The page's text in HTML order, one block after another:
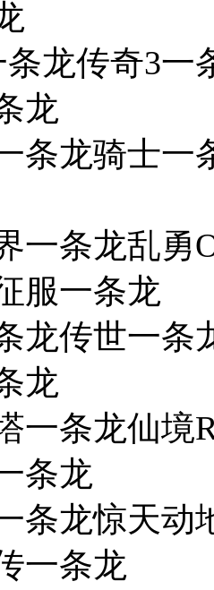
条龙传奇3一
龙
条龙骑士一
一条龙乱勇
服一条龙
龙传世一条
龙
一条龙仙境
条龙
条龙惊天动
一条龙